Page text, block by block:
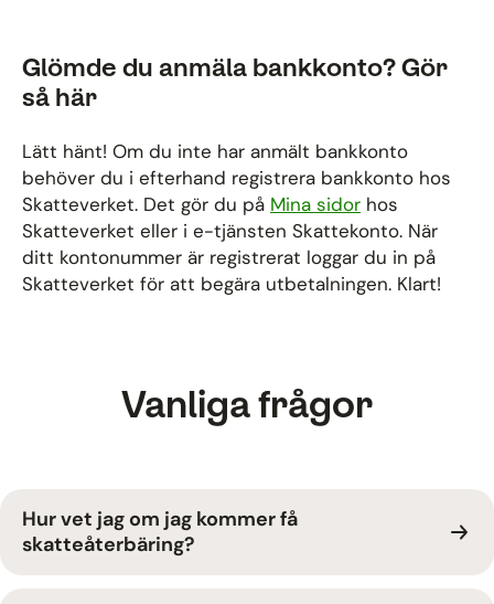
Glömde du anmäla bankkonto? Gör
så här
Lätt hänt! Om du inte har anmält bankkonto
behöver du i efterhand registrera bankkonto hos
Skatteverket. Det gör du på Mina sidor hos
Skatteverket eller i e-tjänsten Skattekonto. När
ditt kontonummer är registrerat loggar du in på
Skatteverket för att begära utbetalningen. Klart!
Vanliga frågor
Hur vet jag om jag kommer få
skatteåterbäring?